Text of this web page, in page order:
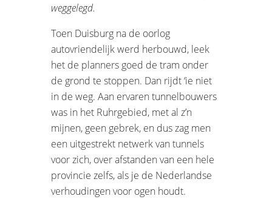
weggelegd.
Toen Duisburg na de oorlog
autovriendelijk werd herbouwd, leek
het de planners goed de tram onder
de grond te stoppen. Dan rijdt ‘ie niet
in de weg. Aan ervaren tunnelbouwers
was in het Ruhrgebied, met al z’n
mijnen, geen gebrek, en dus zag men
een uitgestrekt netwerk van tunnels
voor zich, over afstanden van een hele
provincie zelfs, als je de Nederlandse
verhoudingen voor ogen houdt.